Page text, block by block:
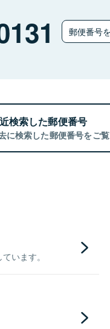
郵便番号
検索した郵便番号
に検索した郵便番号をご覧
います。